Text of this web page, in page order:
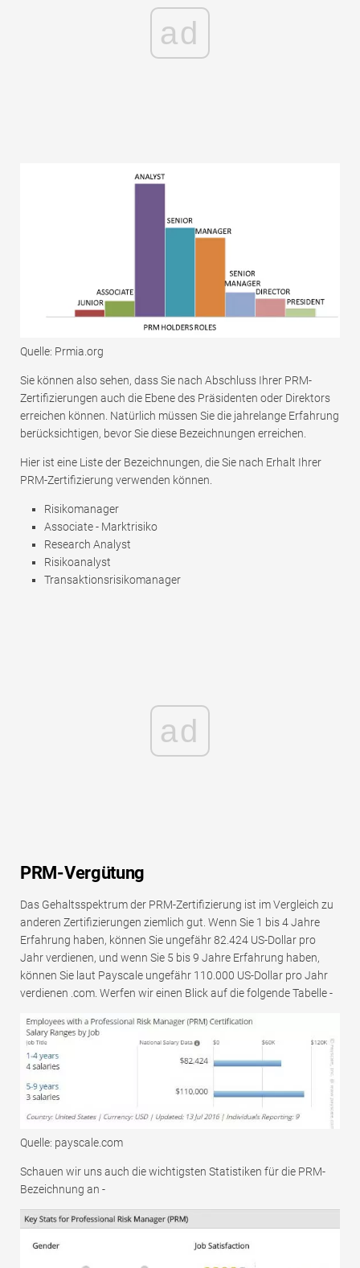
ad
Quelle: Prmia.org
Sie können also sehen, dass Sie nach Abschluss Ihrer PRM-
Zertifizierungen auch die Ebene des Präsidenten oder Direktors
erreichen können. Natürlich müssen Sie die jahrelange Erfahrung
berücksichtigen, bevor Sie diese Bezeichnungen erreichen.
Hier ist eine Liste der Bezeichnungen, die Sie nach Erhalt Ihrer
PRM-Zertifizierung verwenden können.
Risikomanager
Associate - Marktrisiko
Research Analyst
Risikoanalyst
Transaktionsrisikomanager
ad
PRM-Vergütung
Das Gehaltsspektrum der PRM-Zertifizierung ist im Vergleich zu
anderen Zertifizierungen ziemlich gut. Wenn Sie 1 bis 4 Jahre
Erfahrung haben, können Sie ungefähr 82.424 US-Dollar pro
Jahr verdienen, und wenn Sie 5 bis 9 Jahre Erfahrung haben,
können Sie laut Payscale ungefähr 110.000 US-Dollar pro Jahr
verdienen .com. Werfen wir einen Blick auf die folgende Tabelle -
Quelle: payscale.com
Schauen wir uns auch die wichtigsten Statistiken für die PRM-
Bezeichnung an -